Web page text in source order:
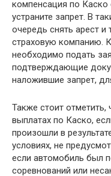
компенсация по
устраните запрет. В
очередь снять арест
страховую компанию.
необходимо подать
подтверждающие
наложившие запрет,
Также стоит отметить,
выплатах по Каско,
произошли в
условиях, не
если автомобиль был
соревнований или